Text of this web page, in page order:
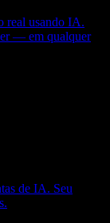
real usando IA.
— em qualquer
de IA. Seu